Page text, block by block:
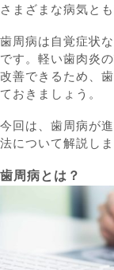
さまざまな病気と
歯周病は自覚症状
です。軽い歯肉炎
改善できるため、
ておきましょう。
今回は、歯周病が
法について解説し
歯周病とは？